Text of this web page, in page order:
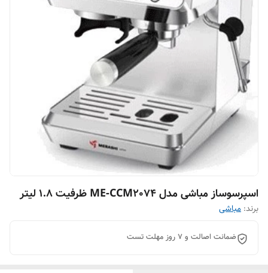
اسپرسوساز مباشی مدل ME-CCM2074 ظرفیت ۱.۸ لیتر
برند: مباشی
ضمانت اصالت و ۷ روز مهلت تست